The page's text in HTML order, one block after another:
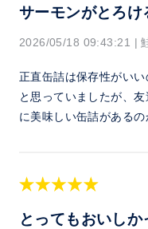
サーモンがとろけ
2026/05/18 09:43:21 |
正直缶詰は保存性がい
と思っていましたが、
に美味しい缶詰がある
とってもおいしか